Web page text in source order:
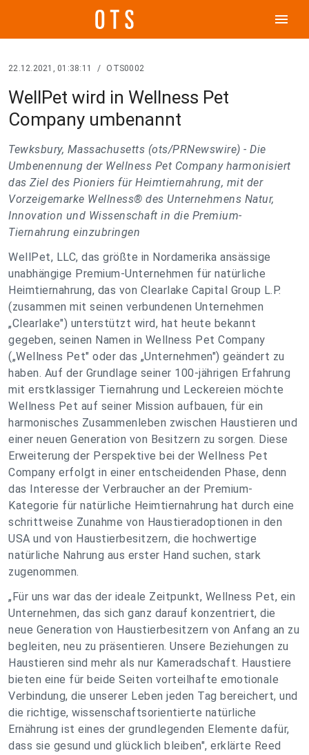
menu
22.12.2021, 01:38:11 / OTS0002
WellPet wird in Wellness Pet
Company umbenannt
Tewksbury, Massachusetts (ots/PRNewswire) - Die
Umbenennung der Wellness Pet Company harmonisiert
das Ziel des Pioniers für Heimtiernahrung, mit der
Vorzeigemarke Wellness® des Unternehmens Natur,
Innovation und Wissenschaft in die Premium-
Tiernahrung einzubringen
WellPet, LLC, das größte in Nordamerika ansässige
unabhängige Premium-Unternehmen für natürliche
Heimtiernahrung, das von Clearlake Capital Group L.P.
(zusammen mit seinen verbundenen Unternehmen
„Clearlake") unterstützt wird, hat heute bekannt
gegeben, seinen Namen in Wellness Pet Company
(„Wellness Pet" oder das „Unternehmen") geändert zu
haben. Auf der Grundlage seiner 100-jährigen Erfahrung
mit erstklassiger Tiernahrung und Leckereien möchte
Wellness Pet auf seiner Mission aufbauen, für ein
harmonisches Zusammenleben zwischen Haustieren und
einer neuen Generation von Besitzern zu sorgen. Diese
Erweiterung der Perspektive bei der Wellness Pet
Company erfolgt in einer entscheidenden Phase, denn
das Interesse der Verbraucher an der Premium-
Kategorie für natürliche Heimtiernahrung hat durch eine
schrittweise Zunahme von Haustieradoptionen in den
USA und von Haustierbesitzern, die hochwertige
natürliche Nahrung aus erster Hand suchen, stark
zugenommen.
„Für uns war das der ideale Zeitpunkt, Wellness Pet, ein
Unternehmen, das sich ganz darauf konzentriert, die
neue Generation von Haustierbesitzern von Anfang an zu
begleiten, neu zu präsentieren. Unsere Beziehungen zu
Haustieren sind mehr als nur Kameradschaft. Haustiere
bieten eine für beide Seiten vorteilhafte emotionale
Verbindung, die unserer Leben jeden Tag bereichert, und
die richtige, wissenschaftsorientierte natürliche
Ernährung ist eines der grundlegenden Elemente dafür,
dass sie gesund und glücklich bleiben", erklärte Reed